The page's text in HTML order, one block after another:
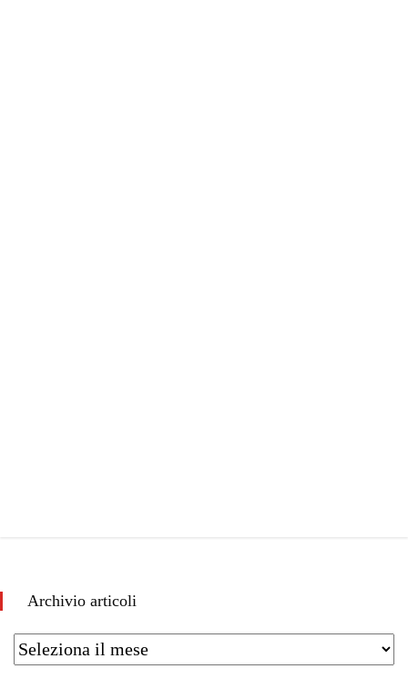
Archivio articoli